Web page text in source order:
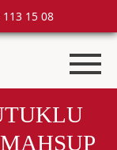
113 15 08